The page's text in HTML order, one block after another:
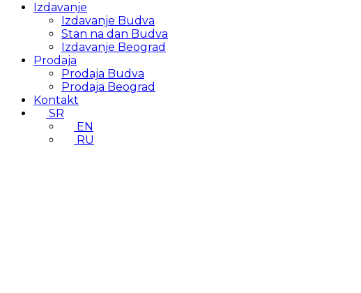
Izdavanje
Izdavanje Budva
Stan na dan Budva
Izdavanje Beograd
Prodaja
Prodaja Budva
Prodaja Beograd
Kontakt
SR
EN
RU